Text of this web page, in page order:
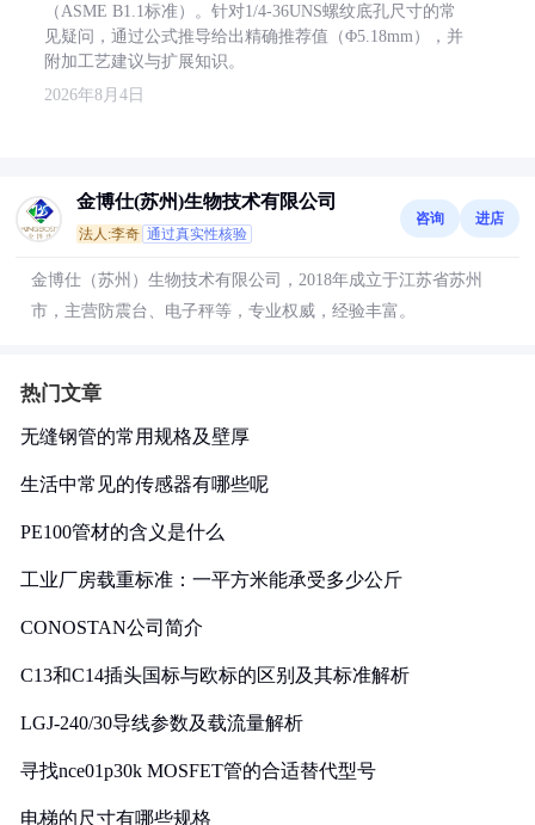
（ASME B1.1标准）。针对1/4-36UNS螺纹底孔尺寸的常
见疑问，通过公式推导给出精确推荐值（Φ5.18mm），并
附加工艺建议与扩展知识。
2026年8月4日
金博仕(苏州)生物技术有限公司
法人:李奇 通过真实性核验
咨询 进店
金博仕（苏州）生物技术有限公司，2018年成立于江苏省苏州
市，主营防震台、电子秤等，专业权威，经验丰富。
热门文章
无缝钢管的常用规格及壁厚
生活中常见的传感器有哪些呢
PE100管材的含义是什么
工业厂房载重标准：一平方米能承受多少公斤
CONOSTAN公司简介
C13和C14插头国标与欧标的区别及其标准解析
LGJ-240/30导线参数及载流量解析
寻找nce01p30k MOSFET管的合适替代型号
电梯的尺寸有哪些规格